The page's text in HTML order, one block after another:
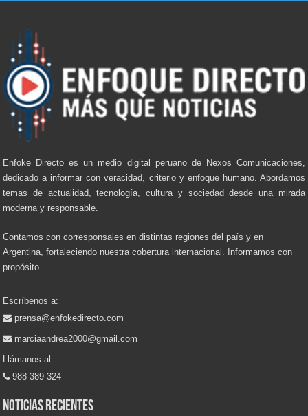
Enfoke Directo es un medio digital peruano de Nexos Comunicaciones,
dedicado a informar con veracidad, criterio y enfoque humano. Abordamos
temas de actualidad, tecnología, cultura y sociedad desde una mirada
moderna y responsable.
Contamos con corresponsales en distintas regiones del país y en
Argentina, fortaleciendo nuestra cobertura internacional. Informamos con
propósito.
Escríbenos a:
prensa@enfokedirecto.com
marciaandrea2000@gmail.com
Llámanos al:
988 389 324
Noticias recientes